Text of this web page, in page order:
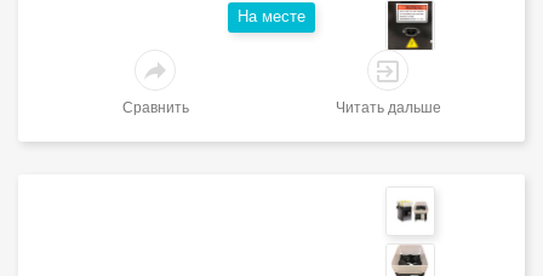
Hа месте
Сравнить Читать дальше